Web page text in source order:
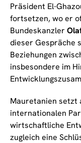
Präsident El-
fortsetzen, wo er
Bundeskanzler
dieser Gespräche
Beziehungen
insbesondere im
Mauretanien setzt
internationalen
wirtschaftliche
zugleich eine